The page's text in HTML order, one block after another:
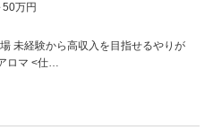
50万円
未経験から高収入を目指せるやりが
ロマ <仕…